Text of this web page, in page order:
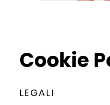
Cookie
LEGALI